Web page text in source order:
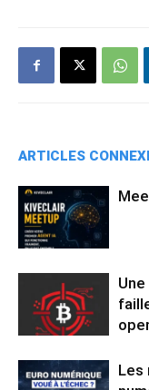
ARTICLES
Les